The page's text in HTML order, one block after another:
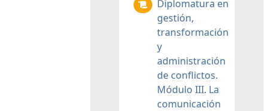
Diplomatura en
gestión,
transformación
y
administración
de conflictos.
Módulo III. La
comunicación